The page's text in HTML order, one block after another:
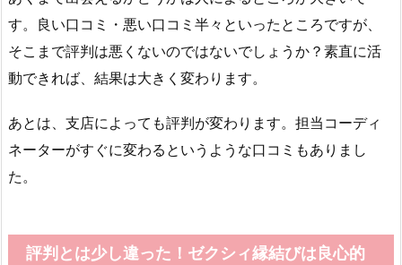
す。良い口コミ・悪い口コミ半々といったところですが、
そこまで評判は悪くないのではないでしょうか？素直に活
動できれば、結果は大きく変わります。
あとは、支店によっても評判が変わります。担当コーディ
ネーターがすぐに変わるというような口コミもありまし
た。
評判とは少し違った！ゼクシィ縁結びは良心的